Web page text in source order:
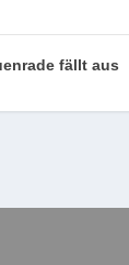
fällt aus